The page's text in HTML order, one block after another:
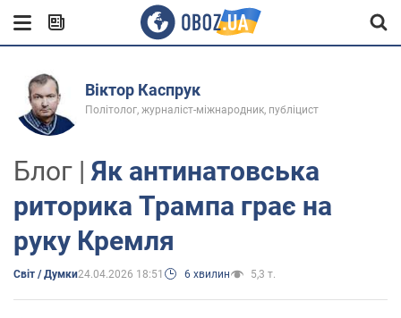
Віктор Каспрук
Політолог, журналіст-міжнародник, публіцист
Блог |Як антинатовська
риторика Трампа грає на
руку Кремля
Світ / Думки24.04.2026 18:51 6 хвилин 5,3 т.